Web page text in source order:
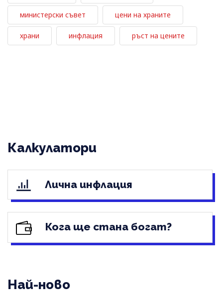
министерски съвет цени на храните
храни инфлация ръст на цените
Калкулатори
Лична инфлация
Кога ще стана богат?
Най-ново